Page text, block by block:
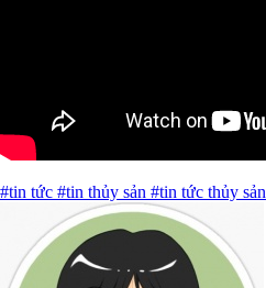
#tin tức #tin thủy sản #tin tức thủy sản